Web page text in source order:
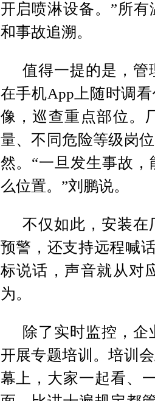
开启喷淋设备。”所
和事故追溯。
值得一提的是，管
在手机App上随时调
像，巡查重点部位。
量、不同危险等级岗
然。“一旦发生事故
么位置。”刘鹏说。
不仅如此，安装在
预警，还支持远程喊
标说话，声音就从对
为。
除了实时监控，
开展专题培训。培训
幕上，大家一起看、